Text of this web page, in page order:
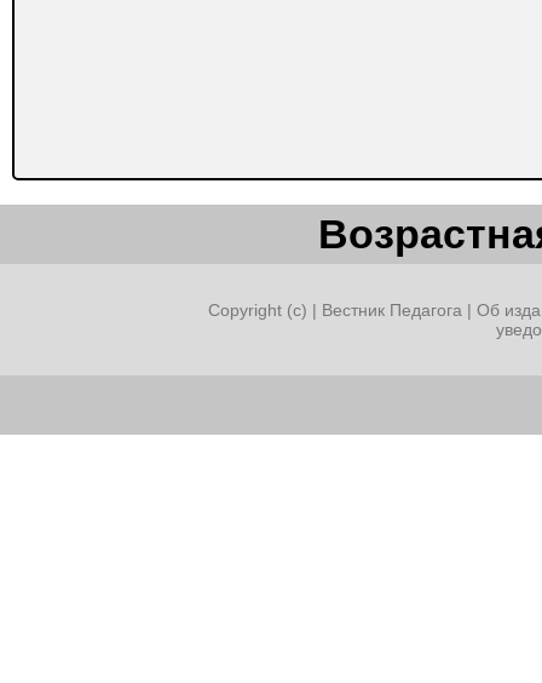
Copyright (c) | Вестник Педагога | Об